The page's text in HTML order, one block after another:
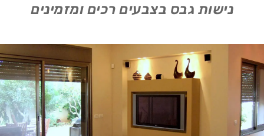
נישות גבס בצבעים רכים ומזמינים